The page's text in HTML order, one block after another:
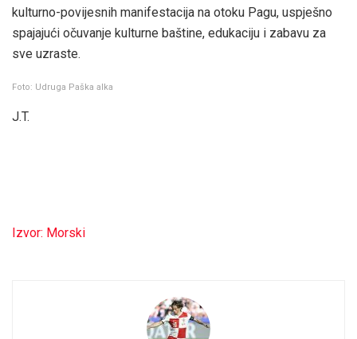
kulturno-povijesnih manifestacija na otoku Pagu, uspješno
spajajući očuvanje kulturne baštine, edukaciju i zabavu za
sve uzraste.
Foto: Udruga Paška alka
J.T.
Izvor: Morski